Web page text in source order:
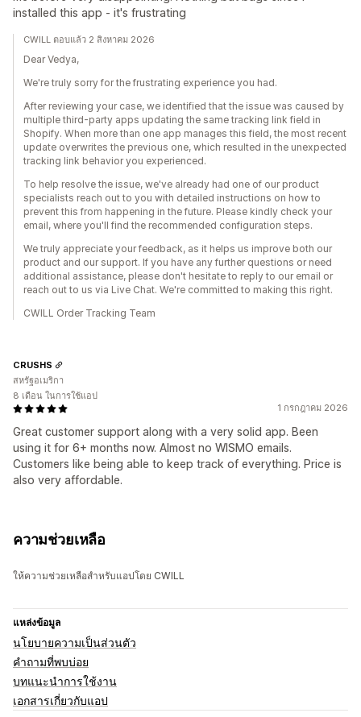
installed this app - it's frustrating
CWILL ตอบแล้ว 2 สิงหาคม 2026
Dear Vedya,
We're truly sorry for the frustrating experience you had.
After reviewing your case, we identified that the issue was caused by
multiple third-party apps updating the same tracking link field in
Shopify. When more than one app manages this field, the most recent
update overwrites the previous one, which resulted in the unexpected
tracking link behavior you experienced.
To help resolve the issue, we've already had one of our product
specialists reach out to you with detailed instructions on how to
prevent this from happening in the future. Please kindly check your
email, where you'll find the recommended configuration steps.
We truly appreciate your feedback, as it helps us improve both our
product and our support. If you have any further questions or need
additional assistance, please don't hesitate to reply to our email or
reach out to us via Live Chat. We're committed to making this right.
CWILL Order Tracking Team
1 กรกฎาคม 2026
Great customer support along with a very solid app. Been
using it for 6+ months now. Almost no WISMO emails.
Customers like being able to keep track of everything. Price is
also very affordable.
CRUSHS
สหรัฐอเมริกา
8 เดือน ในการใช้แอป
ความช่วยเหลือ
ให้ความช่วยเหลือสำหรับแอปโดย CWILL
แหล่งข้อมูล
นโยบายความเป็นส่วนตัว
คำถามที่พบบ่อย
บทแนะนำการใช้งาน
เอกสารเกี่ยวกับแอป